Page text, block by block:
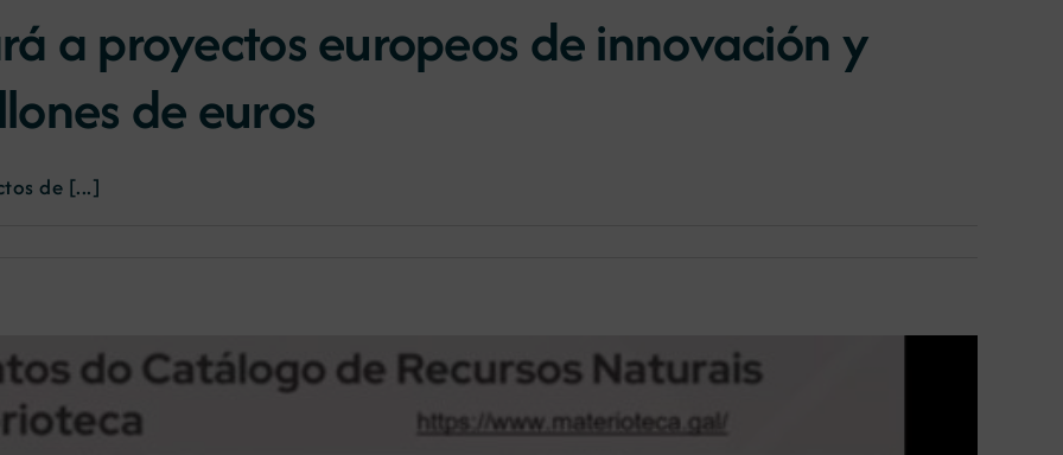
a proyectos europeos de innovación y
de euros
de [...]